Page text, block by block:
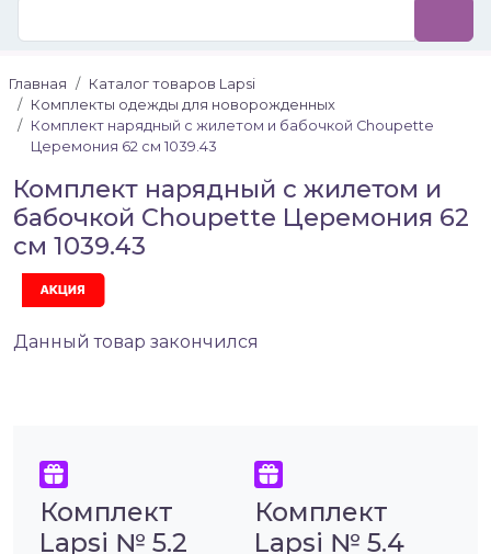
Главная
Каталог товаров Lapsi
Комплекты одежды для новорожденных
Комплект нарядный с жилетом и бабочкой Choupette
Церемония 62 см 1039.43
Комплект нарядный с жилетом и
бабочкой Choupette Церемония 62
см 1039.43
Данный товар закончился
Комплект
Lapsi № 5.2
Комплект
Lapsi № 5.4